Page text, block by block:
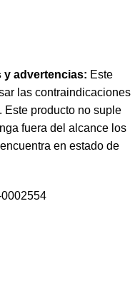
advertencias: Este
las contraindicaciones
Este producto no suple
fuera del alcance los
en estado de
0002554